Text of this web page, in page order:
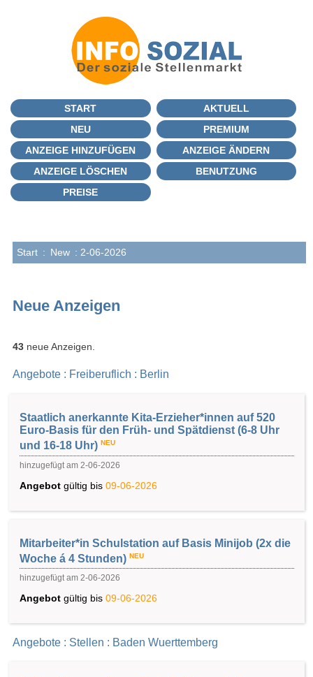
START
AKTUELL
NEU
PREMIUM
ANZEIGE HINZUFÜGEN
ANZEIGE ÄNDERN
ANZEIGE LÖSCHEN
BENUTZUNG
PREISE
Start : New : 2-06-2026
Neue Anzeigen
43 neue Anzeigen.
Angebote : Freiberuflich : Berlin
Staatlich anerkannte Kita-Erzieher*innen auf 520
Euro-Basis für den Früh- und Spätdienst (6-8 Uhr
und 16-18 Uhr) NEU
hinzugefügt am 2-06-2026
Angebot gültig bis 09-06-2026
Mitarbeiter*in Schulstation auf Basis Minijob (2x die
Woche á 4 Stunden) NEU
hinzugefügt am 2-06-2026
Angebot gültig bis 09-06-2026
Angebote : Stellen : Baden Wuerttemberg